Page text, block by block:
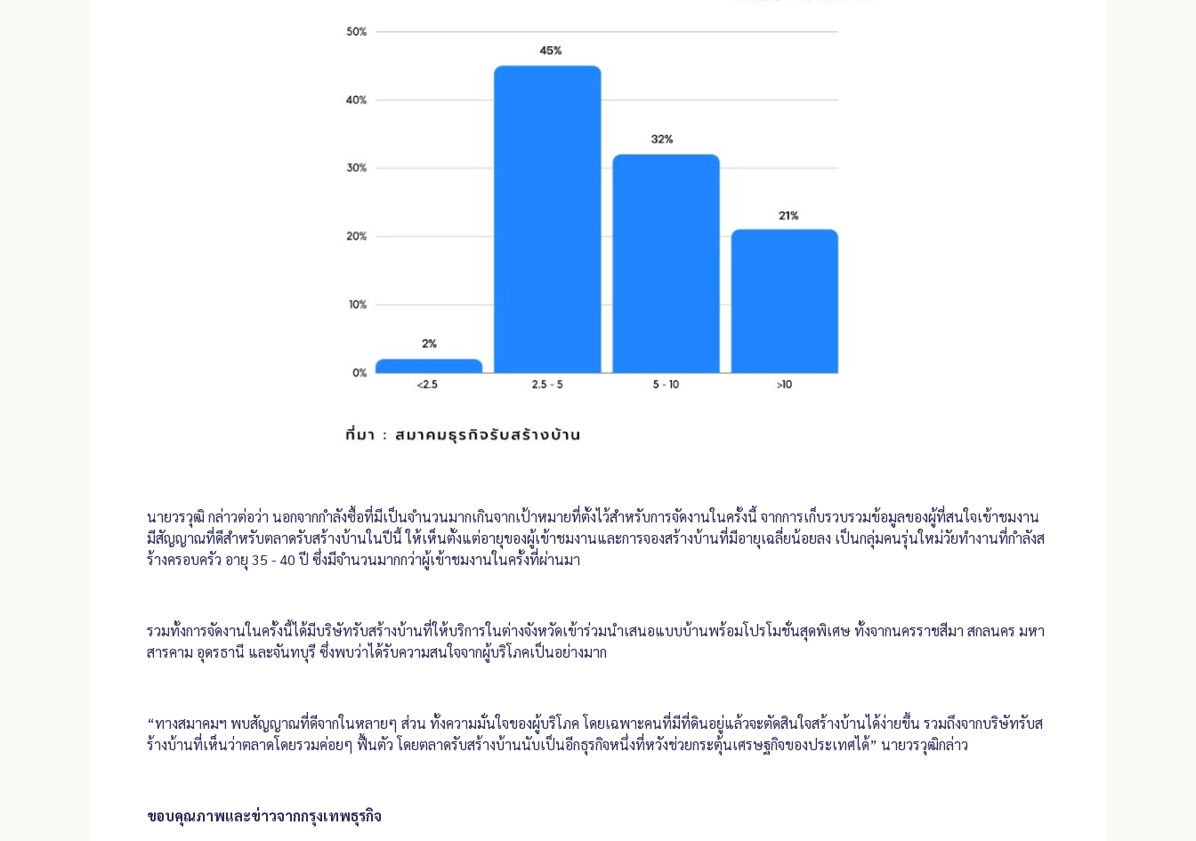
นายวรวุฒิ กล่าวต่อว่า นอกจากกำลังซื้อที่มีเป็นจำนวนมากเกินจากเป้าหมายที่ตั้งไว้สำหรับการจัดงานในครั้งนี้ จากการเก็บรวบรวมข้อมูลของผู้ที่สนใจเข้าชมงาน
มีสัญญาณที่ดีสำหรับตลาดรับสร้างบ้านในปีนี้ ให้เห็นตั้งแต่อายุของผู้เข้าชมงานและการจองสร้างบ้านที่มีอายุเฉลี่ยน้อยลง เป็นกลุ่มคนรุ่นใหม่วัยทำงานที่กำลังส
ร้างครอบครัว อายุ 35 - 40 ปี ซึ่งมีจำนวนมากกว่าผู้เข้าชมงานในครั้งที่ผ่านมา
รวมทั้งการจัดงานในครั้งนี้ได้มีบริษัทรับสร้างบ้านที่ให้บริการในต่างจังหวัดเข้าร่วมนำเสนอแบบบ้านพร้อมโปรโมชั่นสุดพิเศษ ทั้งจากนครราชสีมา สกลนคร มหา
สารคาม อุดรธานี และจันทบุรี ซึ่งพบว่าได้รับความสนใจจากผู้บริโภคเป็นอย่างมาก
“ทางสมาคมฯ พบสัญญาณที่ดีจากในหลายๆ ส่วน ทั้งความมั่นใจของผู้บริโภค โดยเฉพาะคนที่มีที่ดินอยู่แล้วจะตัดสินใจสร้างบ้านได้ง่ายขึ้น รวมถึงจากบริษัทรับส
ร้างบ้านที่เห็นว่าตลาดโดยรวมค่อยๆ ฟื้นตัว โดยตลาดรับสร้างบ้านนับเป็นอีกธุรกิจหนึ่งที่หวังช่วยกระตุ้นเศรษฐกิจของประเทศได้” นายวรวุฒิกล่าว
ขอบคุณภาพและข่าวจากกรุงเทพธุรกิจ